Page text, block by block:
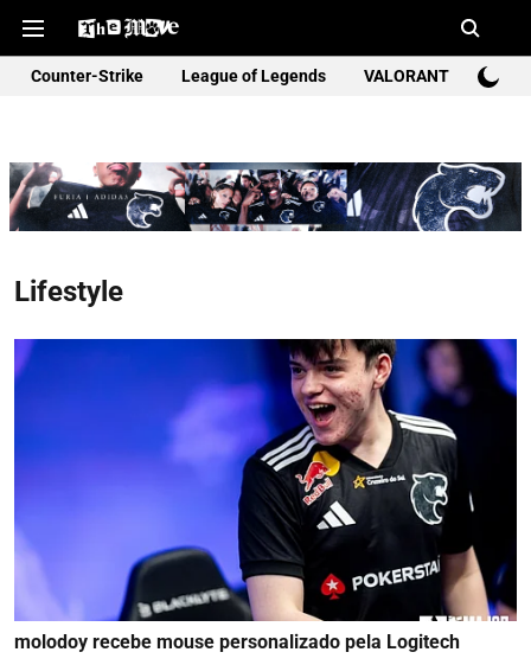
Counter-Strike League of Legends VALORANT
Lifestyle
molodoy recebe mouse personalizado pela Logitech